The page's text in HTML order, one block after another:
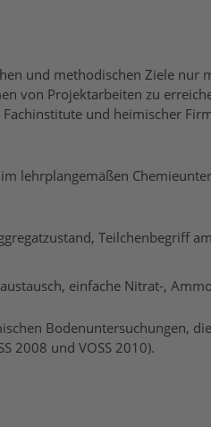
und methodischen Ziele nur
von Projektarbeiten zu
und heimischer
lehrplangemäßen
Teilchenbegriff
einfache Nitrat-,
Bodenuntersuchungen,
2008 und VOSS 2010).